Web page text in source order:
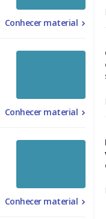
Conhecer material
Conhecer material
Conhecer material